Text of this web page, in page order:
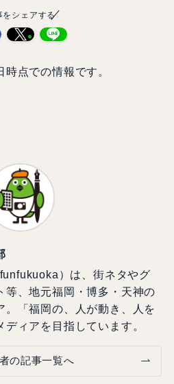
をシェアする
点での情報です。
）は、街ネタやグ
等、地元福岡・博多・天神の
。「福岡の、人が動き、人を
ィアを目指しています。
の記事一覧へ